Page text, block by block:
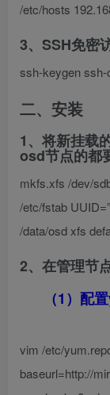
/etc/hosts
3、SSH免密
ssh-keygen ssh-
二、安装
1、将新挂载
osd节点的都
mkfs.xfs /dev/
/etc/fstab
/data/osd xfs
2、在管理节
（1）配
vim /etc/
baseurl=http://